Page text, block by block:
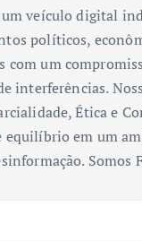
veículo digital
políticos,
com um
interferências.
Ética e
equilíbrio em um
Somos